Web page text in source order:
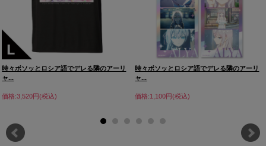
時々ボソッとロシア語でデレる隣のアーリ
ャ...
価格:3,520円(税込)
時々ボソッとロシア語でデレる隣のアーリ
ャ...
価格:1,100円(税込)